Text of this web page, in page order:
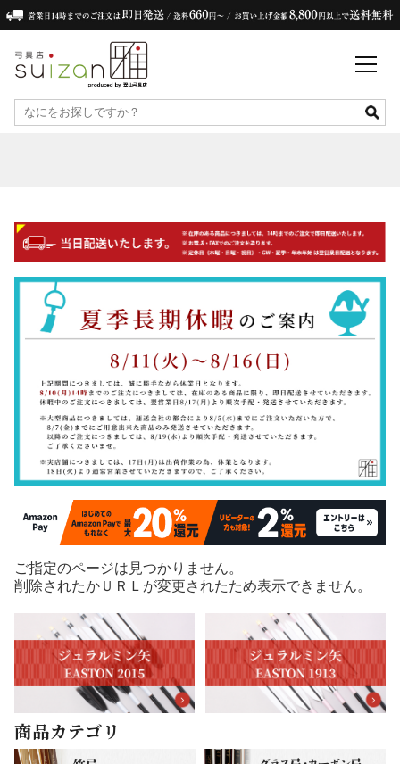
ご指定のページは見つかりません。
削除されたかＵＲＬが変更されたため表示できません。
商品カテゴリ